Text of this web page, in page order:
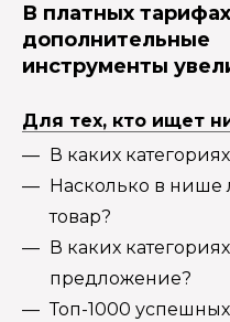
В платных
дополнительные
инструменты
Для тех, кто ищет
В каких
Насколько в нише
товар?
В каких
предложение?
Топ-1000